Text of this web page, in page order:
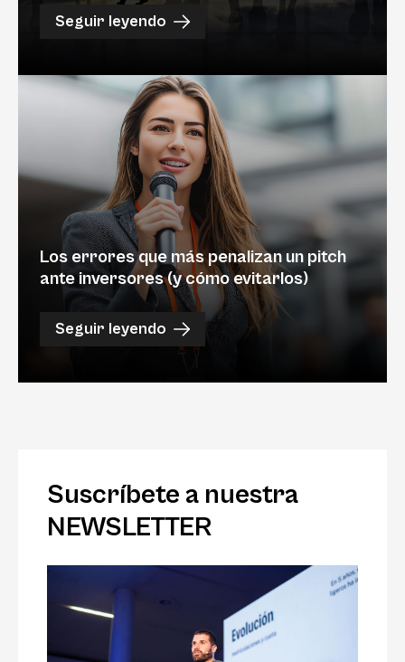
Seguir leyendo
Los errores que más penalizan un pitch
ante inversores (y cómo evitarlos)
Seguir leyendo
Suscríbete a nuestra
NEWSLETTER